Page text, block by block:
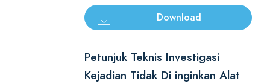
Download
Petunjuk Teknis Investigasi
Kejadian Tidak Di inginkan Alat